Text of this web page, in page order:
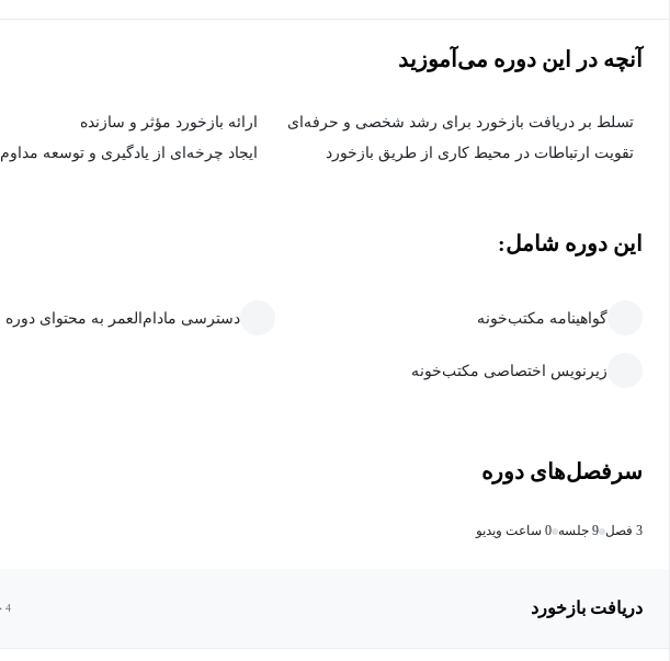
آنچه در این دوره می‌آموزید
تسلط بر دریافت بازخورد برای رشد شخصی و حرفه‌ای
ارائه بازخورد مؤثر و سازنده
تقویت ارتباطات در محیط کاری از طریق بازخورد
ایجاد چرخه‌ای از یادگیری و توسعه مداوم
این دوره شامل:
گواهینامه مکتب‌خونه دسترسی مادام‌العمر به محتوای دوره
زیرنویس اختصاصی مکتب‌خونه
سرفصل‌های دوره
3 فصل 9 جلسه 0 ساعت ویدیو
دریافت بازخورد 4 جلسه